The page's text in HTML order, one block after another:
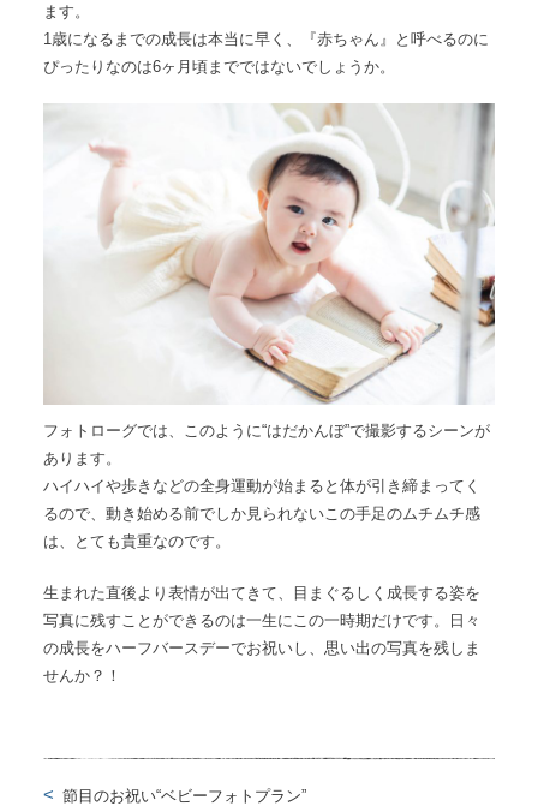
ます。
1歳になるまでの成長は本当に早く、『赤ちゃん』と呼べるのに
ぴったりなのは6ヶ月頃までではないでしょうか。
フォトローグでは、このように“はだかんぼ”で撮影するシーンが
あります。
ハイハイや歩きなどの全身運動が始まると体が引き締まってく
るので、動き始める前でしか見られないこの手足のムチムチ感
は、とても貴重なのです。
生まれた直後より表情が出てきて、目まぐるしく成長する姿を
写真に残すことができるのは一生にこの一時期だけです。日々
の成長をハーフバースデーでお祝いし、思い出の写真を残しま
せんか？！
節目のお祝い“ベビーフォトプラン”